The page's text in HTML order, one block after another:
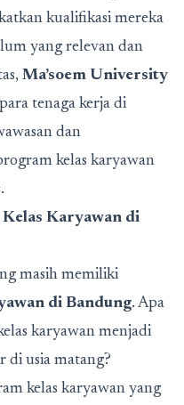
kualifikasi mereka
yang relevan dan
Ma’soem University
tenaga kerja di
dan
kelas karyawan
Karyawan di
masih memiliki
di Bandung. Apa
karyawan menjadi
usia matang?
kelas karyawan yang